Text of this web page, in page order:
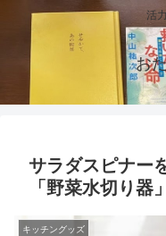
活
お
サラダスピナー
「野菜水切り器」
キッチングッズ